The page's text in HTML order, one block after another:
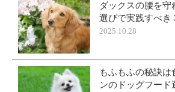
ダックスの腰を守
選びで実践すべき
2025.10.28
もふもふの秘訣
ンのドッグフード